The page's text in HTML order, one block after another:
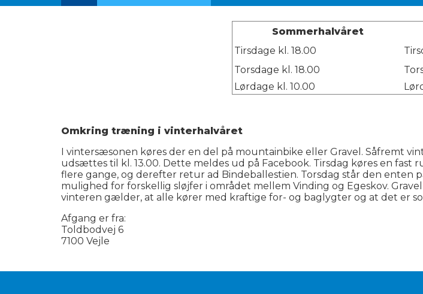
Sommerhalvåret
Tirsdage kl. 18.00
Torsdage kl. 18.00
Lørdage kl. 10.00
Omkring træning i vinterhalvåret
I vintersæsonen køres der en del på mountainbike eller Gravel. Såfremt
udsættes til kl. 13.00. Dette meldes ud på Facebook. Tirsdag køres en
flere gange, og derefter retur ad Bindeballestien. Torsdag står den enten
mulighed for forskellig sløjfer i området mellem Vinding og Egeskov.
vinteren gælder, at alle kører med kraftige for- og baglygter og at det er
Afgang er fra:
Toldbodvej 6
7100 Vejle